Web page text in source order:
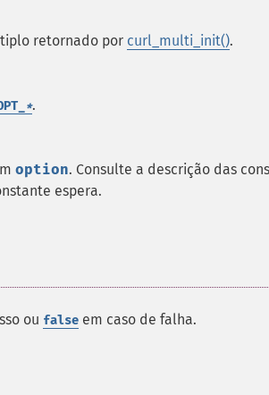
retornado por curl_multi_init().
*.
option. Consulte a descrição das
espera.
ou false em caso de falha.